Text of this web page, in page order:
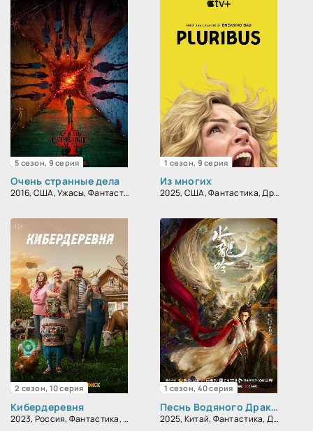
5 сезон, 9 серия
Очень странные дела
2016, США, Ужасы, Фантастика, Фэнтези, Детектив, Триллер, Драма
1 сезон, 9 серия
Из многих
2025, США, Фантастика, Драма
2 сезон, 10 серия
Кибердеревня
2023, Россия, Фантастика, Комедия
1 сезон, 40 серия
Песнь Водяного Дракона / Песня водного дракона / Шепот судьбы / Тысяча невзгод / Водный дракон Инь
2025, Китай, Фантастика, Детектив